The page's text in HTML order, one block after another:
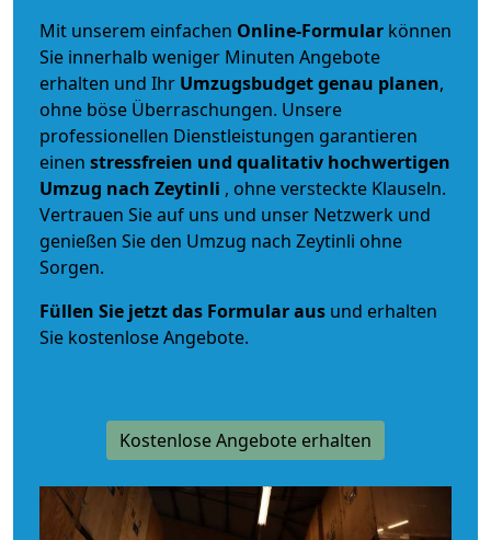
Mit unserem einfachen Online-Formular können
Sie innerhalb weniger Minuten Angebote
erhalten und Ihr Umzugsbudgetgenau planen,
ohne böse Überraschungen. Unsere
professionellen Dienstleistungen garantieren
einen stressfreien und qualitativ hochwertigen
Umzug nach Zeytinli , ohne versteckte Klauseln.
Vertrauen Sie auf uns und unser Netzwerk und
genießen Sie den Umzug nach Zeytinli ohne
Sorgen.
Füllen Sie jetzt das Formular aus und erhalten
Sie kostenlose Angebote.
Kostenlose Angebote erhalten